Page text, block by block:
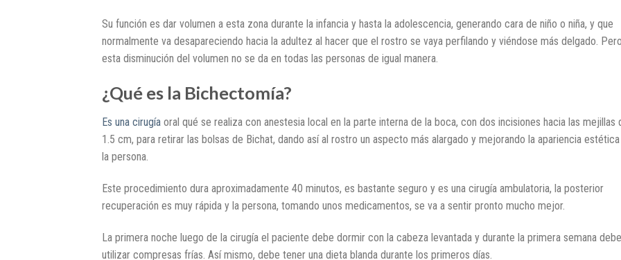
Su función es dar volumen a esta zona durante la infancia y hasta la adolescencia, generando cara de niño o niña, y que
normalmente va desapareciendo hacia la adultez al hacer que el rostro se vaya perfilando y viéndose más delgado.
esta disminución del volumen no se da en todas las personas de igual manera.
¿Qué es la Bichectomía?
Es una cirugía oral qué se realiza con anestesia local en la parte interna de la boca, con dos incisiones hacia las mejillas
1.5 cm, para retirar las bolsas de Bichat, dando así al rostro un aspecto más alargado y mejorando la apariencia
la persona.
Este procedimiento dura aproximadamente 40 minutos, es bastante seguro y es una cirugía ambulatoria, la posterior
recuperación es muy rápida y la persona, tomando unos medicamentos, se va a sentir pronto mucho mejor.
La primera noche luego de la cirugía el paciente debe dormir con la cabeza levantada y durante la primera semana debe
utilizar compresas frías. Así mismo, debe tener una dieta blanda durante los primeros días.